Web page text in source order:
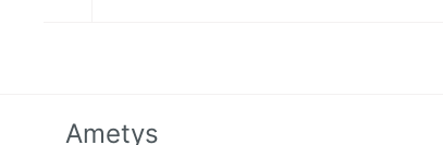
Ametys